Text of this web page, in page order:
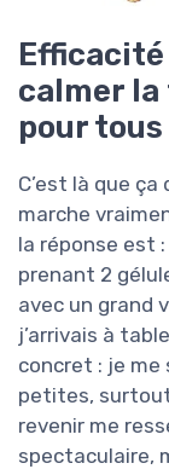
Efficacité
calmer la
pour
C’est là que
marche
la réponse est :
prenant 2
avec un grand
j’arrivais à
concret : je me
petites, surtout
revenir me
spectaculaire,